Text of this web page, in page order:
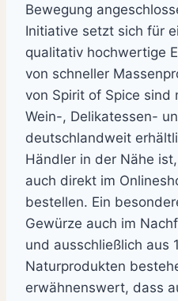
Bewegung
Initiative setzt sich für
qualitativ hochwertige
von schneller
von Spirit of Spice
Wein-, Delikatessen-
deutschlandweit
Händler in der Nähe
auch direkt im
bestellen. Ein
Gewürze auch im
und ausschließlich aus
Naturprodukten
erwähnenswert, dass